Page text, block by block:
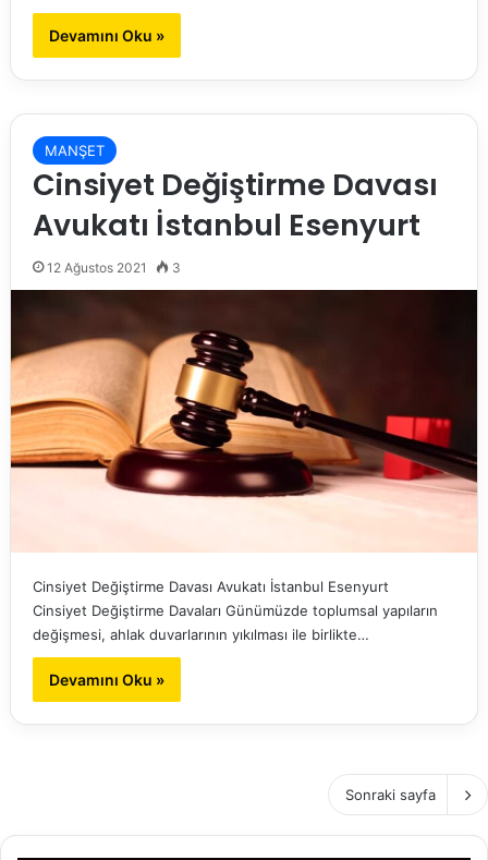
Devamını Oku »
MANŞET
Cinsiyet Değiştirme Davası
Avukatı İstanbul Esenyurt
12 Ağustos 2021 3
Cinsiyet Değiştirme Davası Avukatı İstanbul Esenyurt
Cinsiyet Değiştirme Davaları Günümüzde toplumsal yapıların
değişmesi, ahlak duvarlarının yıkılması ile birlikte…
Devamını Oku »
Sonraki sayfa